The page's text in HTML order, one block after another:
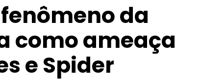
da
como ameaça
e Spider